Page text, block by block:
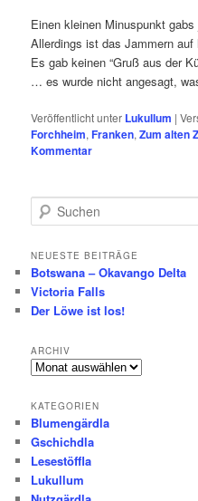
Einen kleinen Minuspunkt
Allerdings ist das Jammern auf
Es gab keinen “Gruß aus der
… es wurde nicht angesagt,
Veröffentlicht unter Lukullum |
Forchheim,Franken,Zum alten
Kommentar
u
h
e
n
NEUESTE BEITRÄGE
Botswana – Okavango Delta
Victoria Falls
Der Löwe ist los!
ARCHIV
Archiv
KATEGORIEN
Blumengärdla
Gschichdla
Lesestöffla
Lukullum